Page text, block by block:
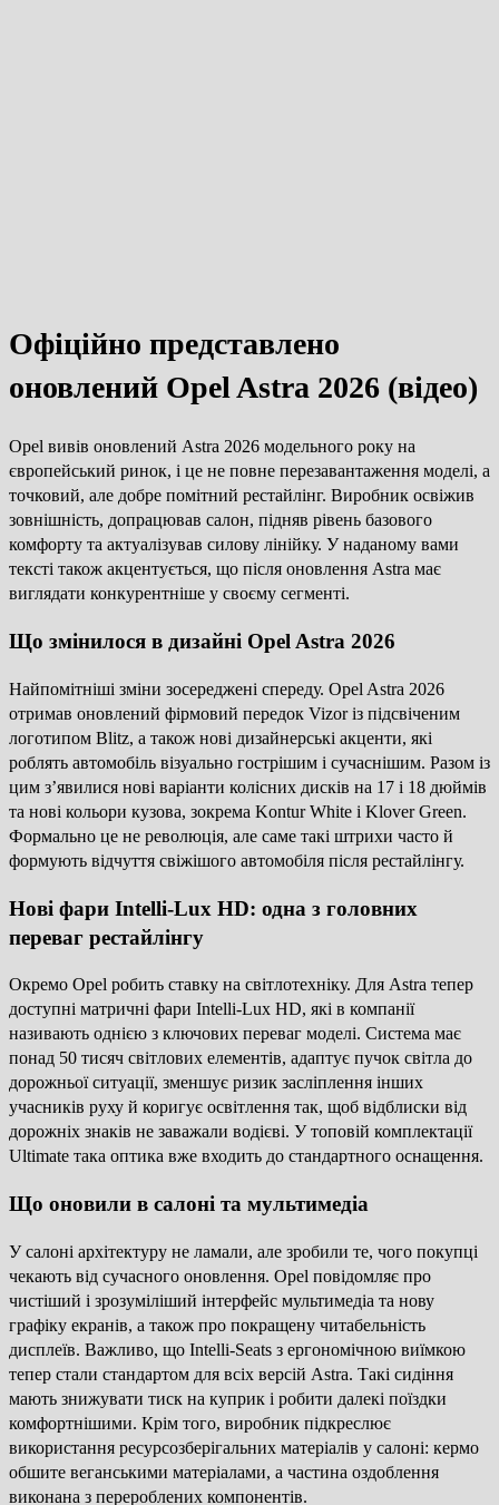
Офіційно представлено
оновлений Opel Astra 2026 (відео)
Opel вивів оновлений Astra 2026 модельного року на
європейський ринок, і це не повне перезавантаження моделі, а
точковий, але добре помітний рестайлінг. Виробник освіжив
зовнішність, допрацював салон, підняв рівень базового
комфорту та актуалізував силову лінійку. У наданому вами
тексті також акцентується, що після оновлення Astra має
виглядати конкурентніше у своєму сегменті.
Що змінилося в дизайні Opel Astra 2026
Найпомітніші зміни зосереджені спереду. Opel Astra 2026
отримав оновлений фірмовий передок Vizor із підсвіченим
логотипом Blitz, а також нові дизайнерські акценти, які
роблять автомобіль візуально гострішим і сучаснішим. Разом із
цим з’явилися нові варіанти колісних дисків на 17 і 18 дюймів
та нові кольори кузова, зокрема Kontur White і Klover Green.
Формально це не революція, але саме такі штрихи часто й
формують відчуття свіжішого автомобіля після рестайлінгу.
Нові фари Intelli-Lux HD: одна з головних
переваг рестайлінгу
Окремо Opel робить ставку на світлотехніку. Для Astra тепер
доступні матричні фари Intelli-Lux HD, які в компанії
називають однією з ключових переваг моделі. Система має
понад 50 тисяч світлових елементів, адаптує пучок світла до
дорожньої ситуації, зменшує ризик засліплення інших
учасників руху й коригує освітлення так, щоб відблиски від
дорожніх знаків не заважали водієві. У топовій комплектації
Ultimate така оптика вже входить до стандартного оснащення.
Що оновили в салоні та мультимедіа
У салоні архітектуру не ламали, але зробили те, чого покупці
чекають від сучасного оновлення. Opel повідомляє про
чистіший і зрозуміліший інтерфейс мультимедіа та нову
графіку екранів, а також про покращену читабельність
дисплеїв. Важливо, що Intelli-Seats з ергономічною виїмкою
тепер стали стандартом для всіх версій Astra. Такі сидіння
мають знижувати тиск на куприк і робити далекі поїздки
комфортнішими. Крім того, виробник підкреслює
використання ресурсозберігальних матеріалів у салоні: кермо
обшите веганськими матеріалами, а частина оздоблення
виконана з перероблених компонентів.